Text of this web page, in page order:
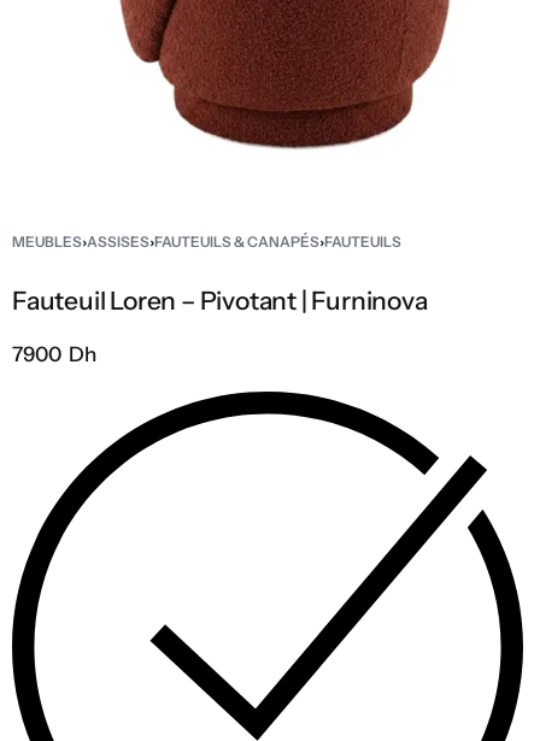
MEUBLES›ASSISES›FAUTEUILS & CANAPÉS›FAUTEUILS
Fauteuil Loren – Pivotant | Furninova
7900 Dh